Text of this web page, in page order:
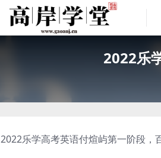
2022乐
2022乐学高考英语付煊屿第一阶段，